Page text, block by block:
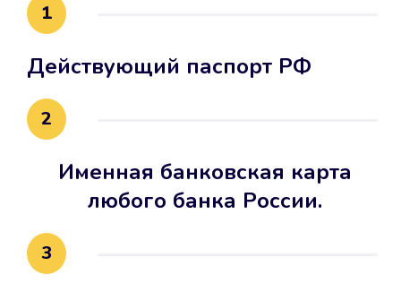
1
Действующий паспорт РФ
2
Именная банковская карта
любого банка России.
3